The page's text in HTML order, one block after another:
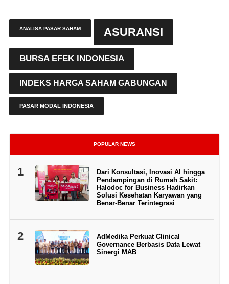
ANALISA PASAR SAHAM ASURANSI
BURSA EFEK INDONESIA
INDEKS HARGA SAHAM GABUNGAN
PASAR MODAL INDONESIA
POPULAR NEWS
1
Dari Konsultasi, Inovasi AI hingga
Pendampingan di Rumah Sakit:
Halodoc for Business Hadirkan
Solusi Kesehatan Karyawan yang
Benar-Benar Terintegrasi
2
AdMedika Perkuat Clinical
Governance Berbasis Data Lewat
Sinergi MAB